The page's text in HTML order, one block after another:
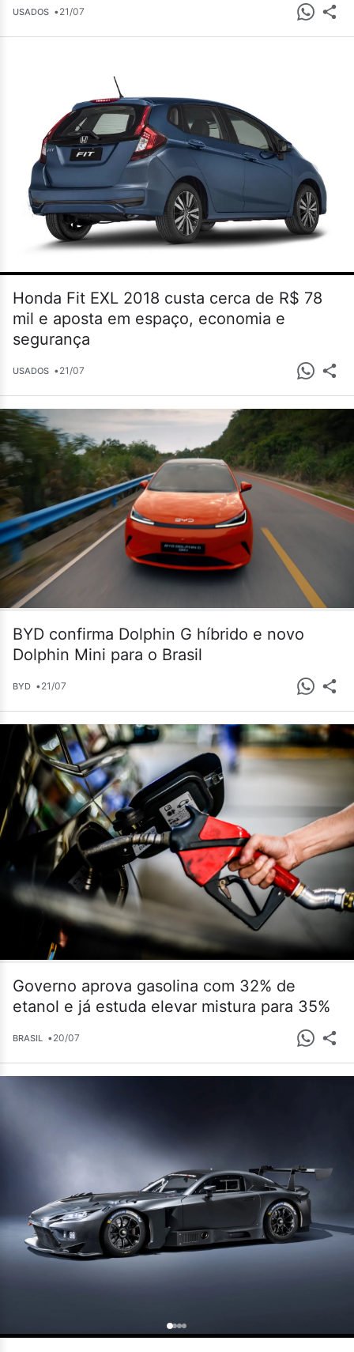
USADOS •21/07
Honda Fit EXL 2018 custa cerca de R$ 78
mil e aposta em espaço, economia e
segurança
USADOS •21/07
BYD confirma Dolphin G híbrido e novo
Dolphin Mini para o Brasil
BYD •21/07
Governo aprova gasolina com 32% de
etanol e já estuda elevar mistura para 35%
BRASIL •20/07